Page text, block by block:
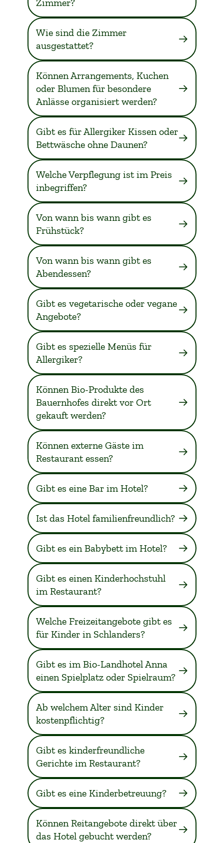
Wie sind die Zimmer
ausgestattet?
Können Arrangements, Kuchen
oder Blumen für besondere
Anlässe organisiert werden?
Gibt es für Allergiker Kissen oder
Bettwäsche ohne Daunen?
Welche Verpflegung ist im Preis
inbegriffen?
Von wann bis wann gibt es
Frühstück?
Von wann bis wann gibt es
Abendessen?
Gibt es vegetarische oder vegane
Angebote?
Gibt es spezielle Menüs für
Allergiker?
Können Bio-Produkte des
Bauernhofes direkt vor Ort
gekauft werden?
Können externe Gäste im
Restaurant essen?
Gibt es eine Bar im Hotel?
Ist das Hotel familienfreundlich?
Gibt es ein Babybett im Hotel?
Gibt es einen Kinderhochstuhl
im Restaurant?
Welche Freizeitangebote gibt es
für Kinder in Schlanders?
Gibt es im Bio-Landhotel Anna
einen Spielplatz oder Spielraum?
Ab welchem Alter sind Kinder
kostenpflichtig?
Gibt es kinderfreundliche
Gerichte im Restaurant?
Gibt es eine Kinderbetreuung?
Können Reitangebote direkt über
das Hotel gebucht werden?